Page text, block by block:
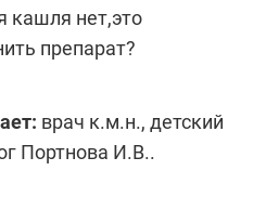
кашля нет,это
препарат?
врач к.м.н., детский
Портнова И.В..